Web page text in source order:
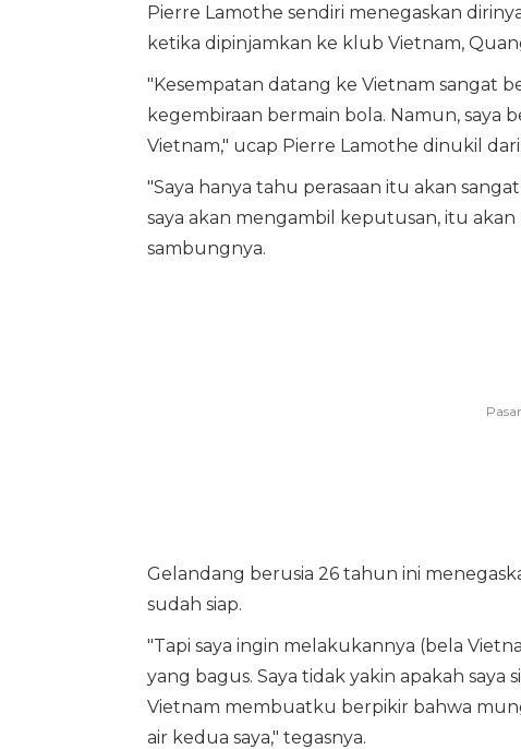
Pierre Lamothe sendiri menegaskan
ketika dipinjamkan ke klub Vietnam,
"Kesempatan datang ke Vietnam sangat
kegembiraan bermain bola. Namun,
Vietnam," ucap Pierre Lamothe dinukil dari
"Saya hanya tahu perasaan itu akan
saya akan mengambil keputusan, itu
sambungnya.
Gelandang berusia 26 tahun ini
sudah siap.
"Tapi saya ingin melakukannya (bela
yang bagus. Saya tidak yakin apakah saya
Vietnam membuatku berpikir bahwa
air kedua saya," tegasnya.